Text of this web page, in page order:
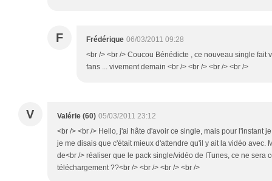
F Frédérique 06/03/2011 09:28
<br /> <br /> Coucou Bénédicte , ce nouveau single fait
fans ... vivement demain <br /> <br /> <br /> <br />
V Valérie (60) 05/03/2011 23:12
<br /> <br /> Hello, j'ai hâte d'avoir ce single, mais pour l'instant
je me disais que c'était mieux d'attendre qu'il y ait la vidéo avec.
de<br /> réaliser que le pack single/vidéo de ITunes, ce ne sera
téléchargement ??<br /> <br /> <br /> <br />